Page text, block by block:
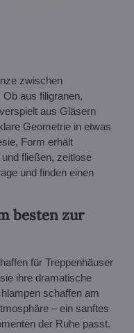
zwischen
aus filigranen,
aus Gläsern
Geometrie in etwas
Form erhält
fließen, zeitlose
und finden einen
besten zur
für Treppenhäuser
ihre dramatische
schaffen am
– ein sanftes
der Ruhe passt.